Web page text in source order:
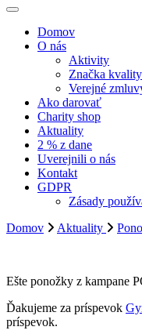
Domov
O nás
Aktivity
Značka kvality
Verejné
Ako darovať
Charity shop
Aktuality
2 % z dane
Uverejnili o nás
Kontakt
GDPR
Zásady
Domov
Aktuality
Ešte ponožky z
Ďakujeme za príspevok
príspevok.